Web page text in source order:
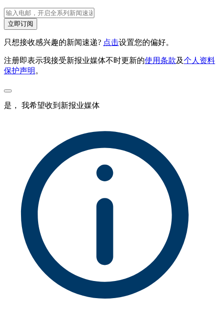
立即订阅
只想接收感兴趣的新闻速递? 点击设置您的偏好。
注册即表示我接受新报业媒体不时更新的使用条款及个人资料
保护声明 。
是， 我希望收到新报业媒体